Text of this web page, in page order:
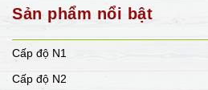
Sản phẩm nổi bật
Cấp độ N1
Cấp độ N2